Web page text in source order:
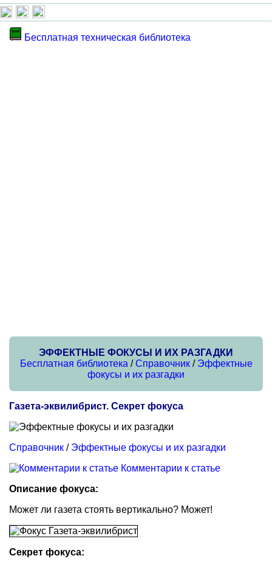
Бесплатная техническая библиотека
ЭФФЕКТНЫЕ ФОКУСЫ И ИХ РАЗГАДКИ
Бесплатная библиотека /Справочник/ Эффектные
фокусы и их разгадки
Газета-эквилибрист. Секрет фокуса
Справочник / Эффектные фокусы и их разгадки
Комментарии к статье
Описание фокуса:
Может ли газета стоять вертикально? Может!
Секрет фокуса: